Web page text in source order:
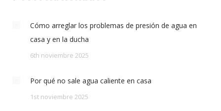
Cómo arreglar los problemas de presión de agua en
casa y en la ducha
6th noviembre 2025
Por qué no sale agua caliente en casa
1st noviembre 2025